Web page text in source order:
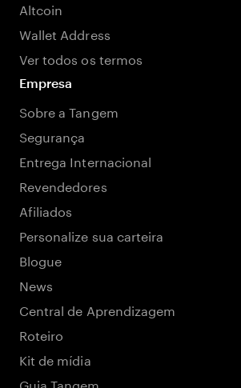
Altcoin
Wallet Address
Ver todos os termos
Empresa
Sobre a Tangem
Segurança
Entrega Internacional
Revendedores
Afiliados
Personalize sua carteira
Blogue
News
Central de Aprendizagem
Roteiro
Kit de mídia
Guia Tangem